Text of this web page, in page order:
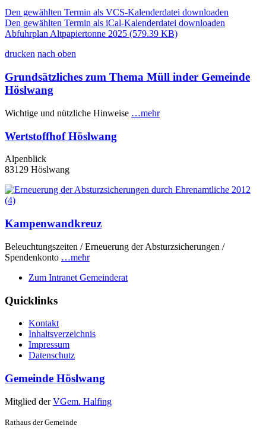
Den gewählten Termin als VCS-Kalenderdatei downloaden
Den gewählten Termin als iCal-Kalenderdatei downloaden
Abfuhrplan Altpapiertonne 2025 (579.39 KB)
drucken nach oben
Grundsätzliches zum Thema Müll inder Gemeinde
Höslwang
Wichtige und nützliche Hinweise …mehr
Wertstoffhof Höslwang
Alpenblick
83129 Höslwang
Kampenwandkreuz
Beleuchtungszeiten / Erneuerung der Absturzsicherungen /
Spendenkonto …mehr
Zum Intranet Gemeinderat
Quicklinks
Kontakt
Inhaltsverzeichnis
Impressum
Datenschutz
Gemeinde Höslwang
Mitglied derVGem. Halfing
Rathaus der Gemeinde